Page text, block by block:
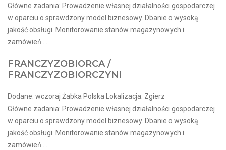
Główne zadania: Prowadzenie własnej działalności gospodarczej
w oparciu o sprawdzony model biznesowy. Dbanie o wysoką
jakość obsługi. Monitorowanie stanów magazynowych i
zamówień....
FRANCZYZOBIORCA /
FRANCZYZOBIORCZYNI
Dodane: wczoraj Żabka Polska Lokalizacja: Zgierz
Główne zadania: Prowadzenie własnej działalności gospodarczej
w oparciu o sprawdzony model biznesowy. Dbanie o wysoką
jakość obsługi. Monitorowanie stanów magazynowych i
zamówień....